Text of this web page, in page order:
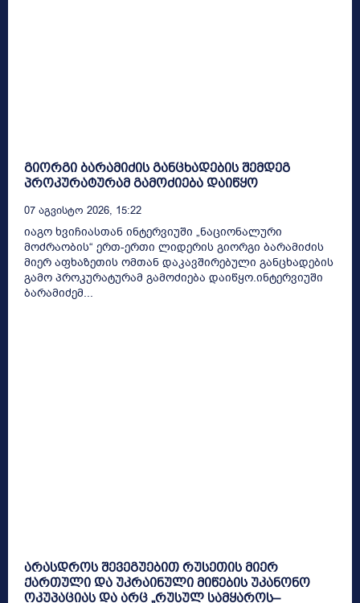
გიორგი ბარამიძის განცხადების შემდეგ
პროკურატურამ გამოძიება დაიწყო
07 Აგვისტო 2026, 15:22
იაგო ხვიჩიასთან ინტერვიუში „ნაციონალური
მოძრაობის“ ერთ-ერთი ლიდერის გიორგი ბარამიძის
მიერ აფხაზეთის ომთან დაკავშირებული განცხადების
გამო პროკურატურამ გამოძიება დაიწყო.ინტერვიუში
ბარამიძემ...
არასდროს შევეგუებით რუსეთის მიერ
ქართული და უკრაინული მიწების უკანონო
ოკუპაციას და არც „რუსულ სამყაროს–